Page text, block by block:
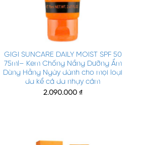
GIGI SUNCARE DAILY MOIST SPF 50
75ml– Kem Chống Nắng Dưỡng Ẩm
Dùng Hằng Ngày dành cho mọi loại
da kể cả da nhạy cảm
2.090.000 ₫